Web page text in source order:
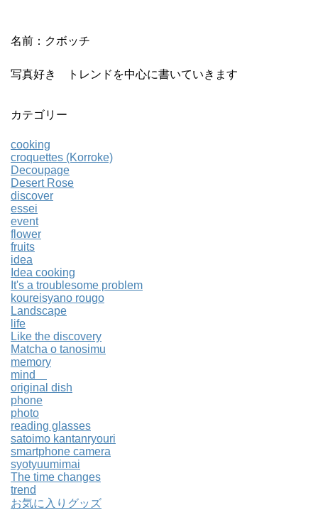
名前：クボッチ
写真好き トレンドを中心に書いていきます
カテゴリー
cooking
croquettes (Korroke)
Decoupage
Desert Rose
discover
essei
event
flower
fruits
idea
Idea cooking
It's a troublesome problem
koureisyano rougo
Landscape
life
Like the discovery
Matcha o tanosimu
memory
mind
original dish
phone
photo
reading glasses
satoimo kantanryouri
smartphone camera
syotyuumimai
The time changes
trend
お気に入りグッズ